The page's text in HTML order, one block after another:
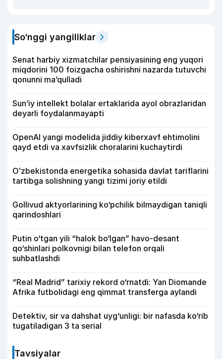
So‘nggi yangiliklar
Senat harbiy xizmatchilar pensiyasining eng yuqori
miqdorini 100 foizgacha oshirishni nazarda tutuvchi
qonunni ma’qulladi
Sun’iy intellekt bolalar ertaklarida ayol obrazlaridan
deyarli foydalanmayapti
OpenAI yangi modelida jiddiy kiberxavf ehtimolini
qayd etdi va xavfsizlik choralarini kuchaytirdi
Oʻzbekistonda energetika sohasida davlat tariflarini
tartibga solishning yangi tizimi joriy etildi
Gollivud aktyorlarining ko‘pchilik bilmaydigan taniqli
qarindoshlari
Putin o‘tgan yili “halok bo‘lgan” havo-desant
qo‘shinlari polkovnigi bilan telefon orqali
suhbatlashdi
“Real Madrid” tarixiy rekord o‘rnatdi: Yan Diomande
Afrika futbolidagi eng qimmat transferga aylandi
Detektiv, sir va dahshat uyg‘unligi: bir nafasda ko‘rib
tugatiladigan 3 ta serial
Tavsiyalar